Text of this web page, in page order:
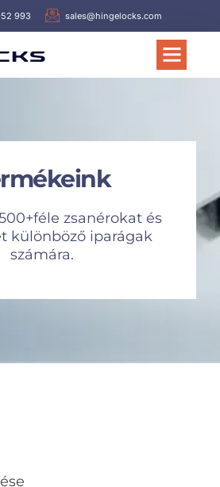
993 sales@hingelocks.com
zsanérokat és
különböző iparágak
számára.